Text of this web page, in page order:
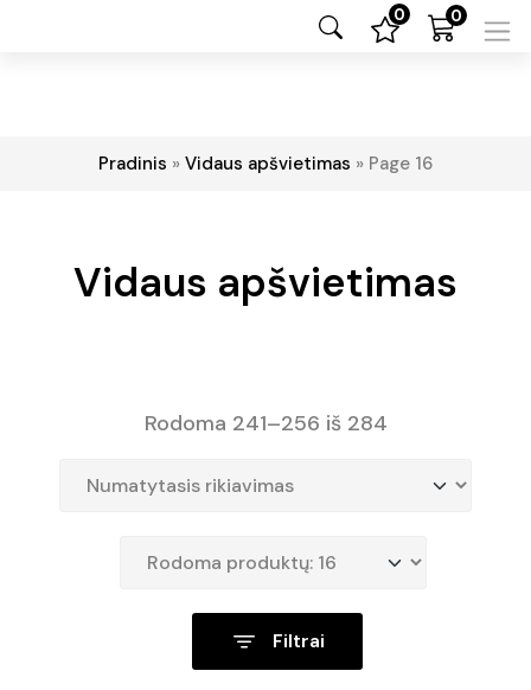
0 0
Pradinis » Vidaus apšvietimas » Page 16
Vidaus apšvietimas
Rodoma 241–256 iš 284
Filtrai